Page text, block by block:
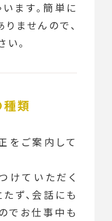
ます。簡単に
ませんので、
い。
類
をご案内して
けていただく
ず、会話にも
でお仕事中も